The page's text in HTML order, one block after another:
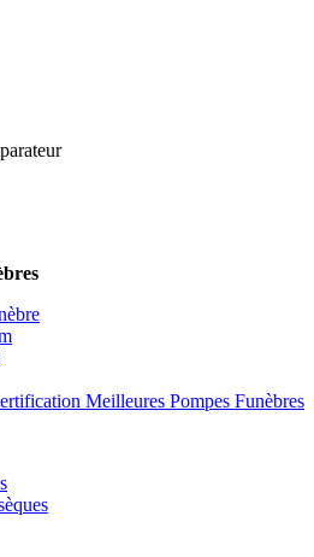
Meilleures Pompes Funèbres